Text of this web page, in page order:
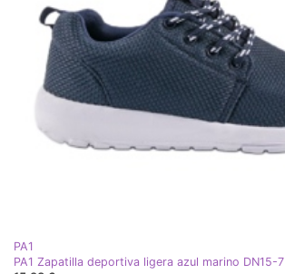
PA1
PA1 Zapatilla deportiva ligera azul marino DN15-7